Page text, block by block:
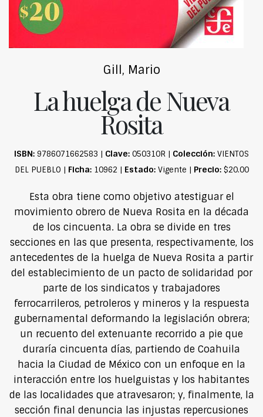
Gill, Mario
La huelga de Nueva
Rosita
ISBN: 9786071662583 | Clave: 050310R | Colección: VIENTOS
DEL PUEBLO | Ficha:10962 | Estado:Vigente | Precio:$20.00
Esta obra tiene como objetivo atestiguar el
movimiento obrero de Nueva Rosita en la década
de los cincuenta. La obra se divide en tres
secciones en las que presenta, respectivamente, los
antecedentes de la huelga de Nueva Rosita a partir
del establecimiento de un pacto de solidaridad por
parte de los sindicatos y trabajadores
ferrocarrileros, petroleros y mineros y la respuesta
gubernamental deformando la legislación obrera;
un recuento del extenuante recorrido a pie que
duraría cincuenta días, partiendo de Coahuila
hacia la Ciudad de México con un enfoque en la
interacción entre los huelguistas y los habitantes
de las localidades que atravesaron; y, finalmente, la
sección final denuncia las injustas repercusiones